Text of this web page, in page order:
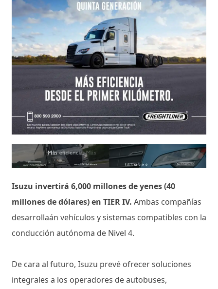
Isuzu invertirá 6,000 millones de yenes (40
millones de dólares) en TIER IV. Ambas compañías
desarrollaán vehículos y sistemas compatibles con la
conducción autónoma de Nivel 4.
De cara al futuro, Isuzu prevé ofrecer soluciones
integrales a los operadores de autobuses,